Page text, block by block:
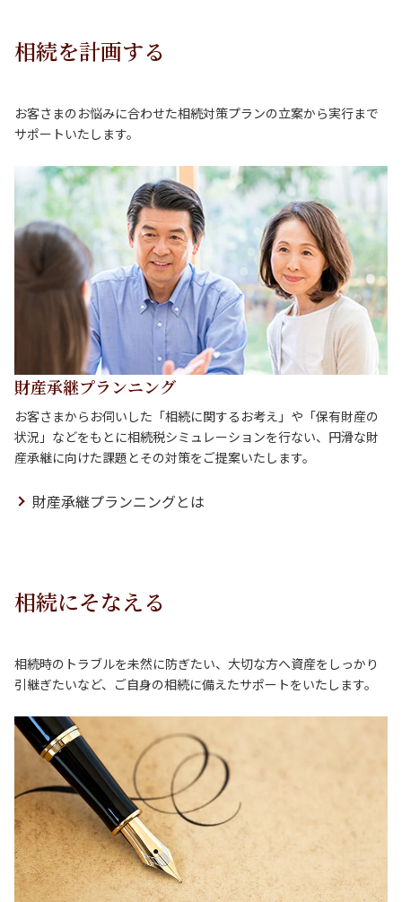
相続を計画する
お客さまのお悩みに合わせた相続対策プランの立案から実行まで
サポートいたします。
財産承継プランニング
お客さまからお伺いした「相続に関するお考え」や「保有財産の
状況」などをもとに相続税シミュレーションを行ない、円滑な財
産承継に向けた課題とその対策をご提案いたします。
財産承継プランニングとは
相続にそなえる
相続時のトラブルを未然に防ぎたい、大切な方へ資産をしっかり
引継ぎたいなど、ご自身の相続に備えたサポートをいたします。